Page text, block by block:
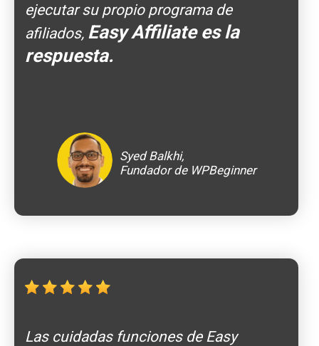
ejecutar su propio programa de
afiliados, Easy Affiliate es la
respuesta.
Syed Balkhi,
Fundador de WPBeginner
Las cuidadas funciones de Easy